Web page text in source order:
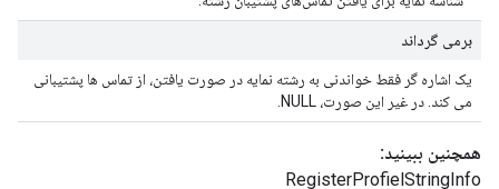
برمی گرداند
یک اشاره گر فقط خواندنی به رشته نمایه در صورت یافتن، از تماس ها پشتیبانی
می کند. در غیر این صورت، NULL.
همچنین ببینید:
RegisterProfielStringInfo